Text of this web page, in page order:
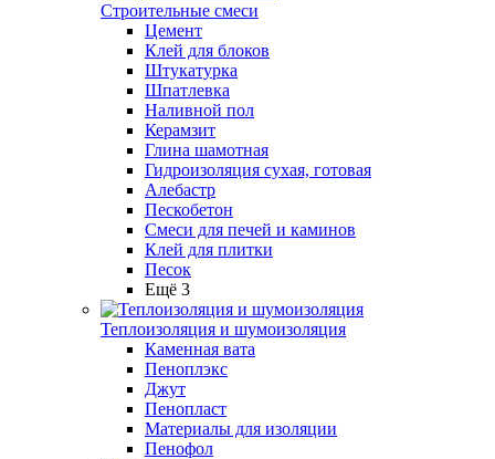
Строительные смеси
Цемент
Клей для блоков
Штукатурка
Шпатлевка
Наливной пол
Керамзит
Глина шамотная
Гидроизоляция сухая, готовая
Алебастр
Пескобетон
Смеси для печей и каминов
Клей для плитки
Песок
Ещё 3
Теплоизоляция и шумоизоляция
Каменная вата
Пеноплэкс
Джут
Пенопласт
Материалы для изоляции
Пенофол